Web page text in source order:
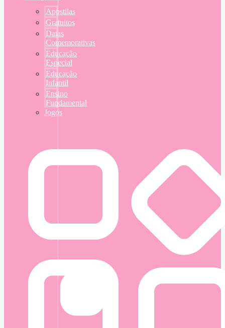
Apostilas
Gratuitos
Datas
Comemorativas
Educação
Especial
Educação
Infantil
Ensino
Fundamental
Jogos